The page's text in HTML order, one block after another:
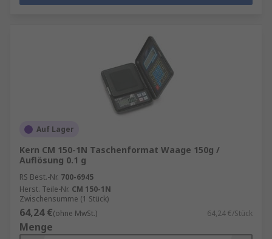
Auf Lager
Kern CM 150-1N Taschenformat Waage 150g /
Auflösung 0.1 g
RS Best.-Nr. 700-6945
Herst. Teile-Nr. CM 150-1N
Zwischensumme (1 Stück)
64,24 €(ohne MwSt.) 64,24 €/Stück
Menge